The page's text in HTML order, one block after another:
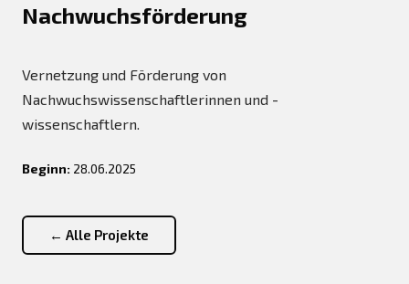
Nachwuchsförderung
Vernetzung und Förderung von
Nachwuchswissenschaftlerinnen und -
wissenschaftlern.
Beginn: 28.06.2025
← Alle Projekte